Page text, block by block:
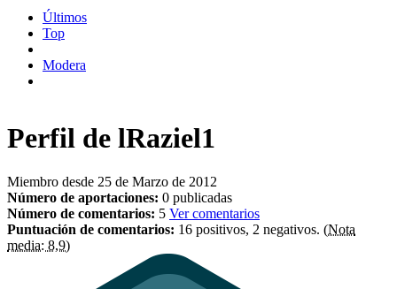
Últimos
Top
Modera
Perfil de lRaziel1
Miembro desde 25 de Marzo de 2012
Número de aportaciones: 0 publicadas
Número de comentarios: 5 Ver comentarios
Puntuación de comentarios: 16 positivos, 2 negativos. (Nota
media: 8,9)